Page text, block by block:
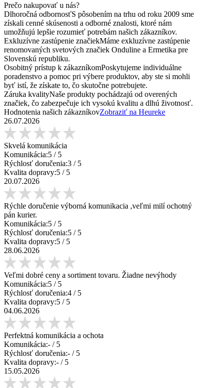
Prečo nakupovať u nás?
Dlhoročná odbornosťS pôsobením na trhu od roku 2009 sme
získali cenné skúsenosti a odborné znalosti, ktoré nám
umožňujú lepšie rozumieť potrebám našich zákazníkov.
Exkluzívne zastúpenie značiekMáme exkluzívne zastúpenie
renomovaných svetových značiek Onduline a Ermetika pre
Slovenskú republiku.
Osobitný prístup k zákazníkomPoskytujeme individuálne
poradenstvo a pomoc pri výbere produktov, aby ste si mohli
byť istí, že získate to, čo skutočne potrebujete.
Záruka kvalityNaše produkty pochádzajú od overených
značiek, čo zabezpečuje ich vysokú kvalitu a dlhú životnosť.
Hodnotenia našich zákazníkovZobraziť na Heureke
26.07.2026
Skvelá komunikácia
Komunikácia:5 / 5
Rýchlosť doručenia:3 / 5
Kvalita dopravy:5 / 5
20.07.2026
Rýchle doručenie výborná komunikacia ,veľmi milí ochotný
pán kurier.
Komunikácia:5 / 5
Rýchlosť doručenia:5 / 5
Kvalita dopravy:5 / 5
28.06.2026
Veľmi dobré ceny a sortiment tovaru. Žiadne nevýhody
Komunikácia:5 / 5
Rýchlosť doručenia:4 / 5
Kvalita dopravy:5 / 5
04.06.2026
Perfektná komunikácia a ochota
Komunikácia:- / 5
Rýchlosť doručenia:- / 5
Kvalita dopravy:- / 5
15.05.2026